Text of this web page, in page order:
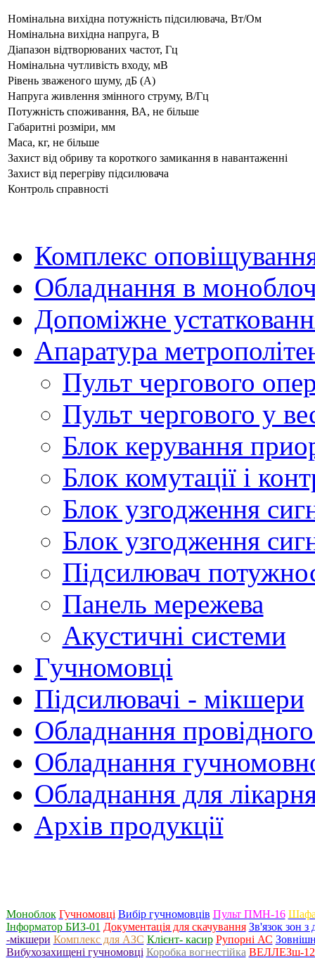
Номінальна вихідна потужність підсилювача, Вт/Ом
Номінальна вихідна напруга, В
Діапазон відтворюваних частот, Гц
Номінальна чутливість входу, мВ
Рівень зваженого шуму, дБ (А)
Напруга живлення змінного струму, В/Гц
Потужність споживання, ВА, не більше
Габаритні розміри, мм
Маса, кг, не більше
Захист від обриву та короткого замикання в навантаженні
Захист від перегріву підсилювача
Контроль справності
Комплекс
Обладнання в
Допоміжне
Апаратура
Пульт чергового
Пульт чергового у
Блок керування
Блок комутації і
Блок узгодження
Блок узгодження
Підсилювач
Панель мережева
Акустичні системи
Гучномовці
Підсилювачі - мікшери
Обладнання провідного
Обладнання
Обладнання для
Архів продукції
Моноблок Гучномовці Вибір гучномовців Пульт ПМН-16 Шафа
Інформатор БИЗ-01 Документація для скачування Зв'язок зон
-мікшери Комплекс для АЗС Клієнт- касир Рупорні АС
Вибухозахищені гучномовці Коробка вогнестійка ВЕЛЛЕЗш-